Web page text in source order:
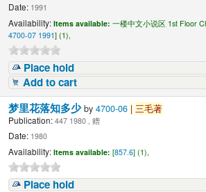
Date: 1991
Availability: Items available: 一楼中文小说区 1st Floor
4700-07 1991] (1),
Place hold
Add to cart
梦里花落知多少by4700-06 | 三毛著
Publication: 447 1980 , 赠
Date: 1980
Availability: Items available: [857.6] (1),
Place hold